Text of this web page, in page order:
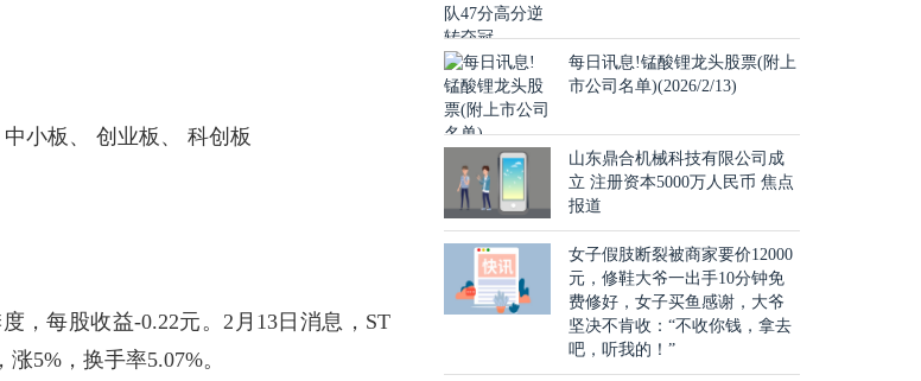
小板、 创业板、 科创板
，每股收益-0.22元。2月13日消息，ST
5%，换手率5.07%。
每日讯息!锰酸锂龙头股票(附上
市公司名单)(2026/2/13)
山东鼎合机械科技有限公司成
立 注册资本5000万人民币 焦点
报道
女子假肢断裂被商家要价12000
元，修鞋大爷一出手10分钟免
费修好，女子买鱼感谢，大爷
坚决不肯收：“不收你钱，拿去
吧，听我的！”